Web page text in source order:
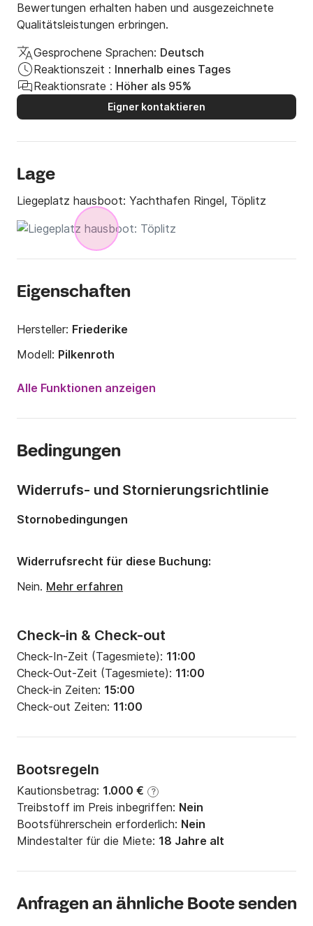
Bewertungen erhalten haben und ausgezeichnete
Qualitätsleistungen erbringen.
Gesprochene Sprachen: Deutsch
Reaktionszeit : Innerhalb eines Tages
Reaktionsrate : Höher als 95%
Eigner kontaktieren
Lage
Liegeplatz hausboot: Yachthafen Ringel, Töplitz
Eigenschaften
Hersteller: Friederike
Modell: Pilkenroth
2019
Tiefgang:0m
Anzahl Badezimmer: 1
Alle Funktionen anzeigen
Bedingungen
Check-in & Check-out
Check-In-Zeit (Tagesmiete): 11:00
Check-Out-Zeit (Tagesmiete): 11:00
Check-in Zeiten: 15:00
Check-out Zeiten: 11:00
Bootsregeln
Kautionsbetrag: 1.000 € ?
Treibstoff im Preis inbegriffen: Nein
Bootsführerschein erforderlich: Nein
Mindestalter für die Miete: 18 Jahre alt
Widerrufs- und Stornierungsrichtlinie
Stornobedingungen
Widerrufsrecht für diese Buchung:
Nein. Mehr erfahren
Anfragen an ähnliche Boote senden